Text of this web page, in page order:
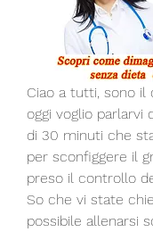
Ciao a tutti, sono il
oggi voglio parlarvi
di 30 minuti che
per sconfiggere il
preso il controllo
So che vi state
possibile allenarsi